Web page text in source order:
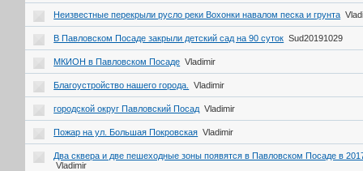
Неизвестные перекрыли русло реки Вохонки навалом песка и грунта
В Павловском Посаде закрыли детский сад на 90 суток Sud20191029
МКИОН в Павловском Посаде Vladimir
Благоустройство нашего города. Vladimir
городской округ Павловский Посад Vladimir
Пожар на ул. Большая Покровская Vladimir
Два сквера и две пешеходные зоны появятся в Павловском Посаде в
Vladimir